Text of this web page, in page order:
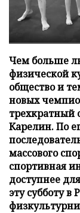
Чем больше
физической
общество и
новых
трехкратный
Карелин. По
массового
спортивная
доступнее
эту субботу в